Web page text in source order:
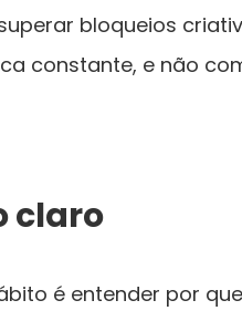
bloqueios
constante, e não
claro
é entender por